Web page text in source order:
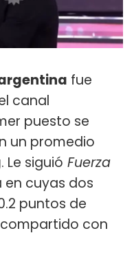
fue
canal
puesto se
un promedio
. Le siguió Fuerza
en cuyas dos
puntos de
con